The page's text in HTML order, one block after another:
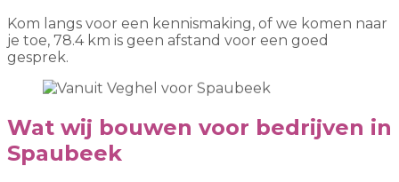
Kom langs voor een kennismaking, of we komen naar
je toe, 78.4 km is geen afstand voor een goed
gesprek.
Wat wij bouwen voor bedrijven in
Spaubeek